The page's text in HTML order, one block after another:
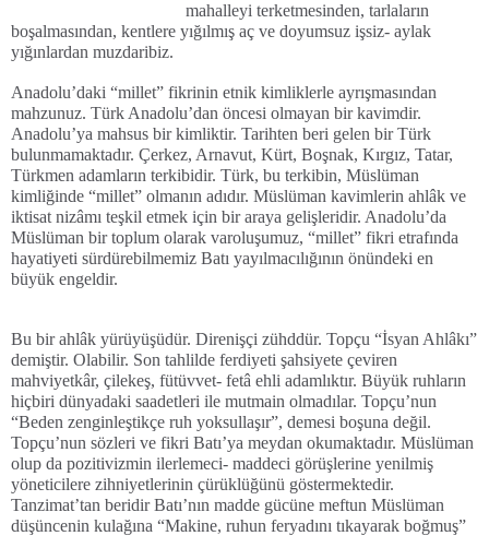
mahalleyi terketmesinden, tarlaların
boşalmasından, kentlere yığılmış aç ve doyumsuz işsiz- aylak
yığınlardan muzdaribiz.
Anadolu’daki “millet” fikrinin etnik kimliklerle ayrışmasından
mahzunuz. Türk Anadolu’dan öncesi olmayan bir kavimdir.
Anadolu’ya mahsus bir kimliktir. Tarihten beri gelen bir Türk
bulunmamaktadır. Çerkez, Arnavut, Kürt, Boşnak, Kırgız, Tatar,
Türkmen adamların terkibidir. Türk, bu terkibin, Müslüman
kimliğinde “millet” olmanın adıdır. Müslüman kavimlerin ahlâk ve
iktisat nizâmı teşkil etmek için bir araya gelişleridir. Anadolu’da
Müslüman bir toplum olarak varoluşumuz, “millet” fikri etrafında
hayatiyeti sürdürebilmemiz Batı yayılmacılığının önündeki en
büyük engeldir.
Bu bir ahlâk yürüyüşüdür. Direnişçi zühddür. Topçu “İsyan Ahlâkı”
demiştir. Olabilir. Son tahlilde ferdiyeti şahsiyete çeviren
mahviyetkâr, çilekeş, fütüvvet- fetâ ehli adamlıktır. Büyük ruhların
hiçbiri dünyadaki saadetleri ile mutmain olmadılar. Topçu’nun
“Beden zenginleştikçe ruh yoksullaşır”, demesi boşuna değil.
Topçu’nun sözleri ve fikri Batı’ya meydan okumaktadır. Müslüman
olup da pozitivizmin ilerlemeci- maddeci görüşlerine yenilmiş
yöneticilere zihniyetlerinin çürüklüğünü göstermektedir.
Tanzimat’tan beridir Batı’nın madde gücüne meftun Müslüman
düşüncenin kulağına “Makine, ruhun feryadını tıkayarak boğmuş”